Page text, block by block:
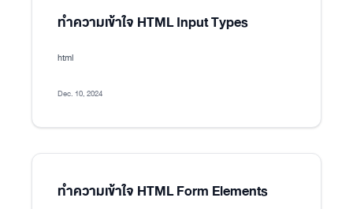
ทำความเข้าใจ HTML Input Types
html
Dec. 10, 2024
ทำความเข้าใจ HTML Form Elements